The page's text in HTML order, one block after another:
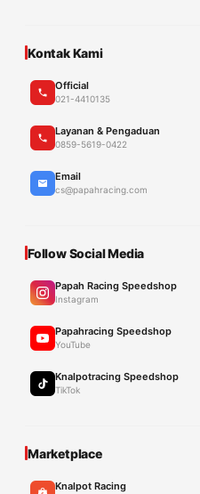
Kontak Kami
Official
021-4410135
Layanan & Pengaduan
0859-5619-0422
Email
cs@papahracing.com
Follow Social Media
Papah Racing Speedshop
Instagram
Papahracing Speedshop
YouTube
Knalpotracing Speedshop
TikTok
Marketplace
Knalpot Racing